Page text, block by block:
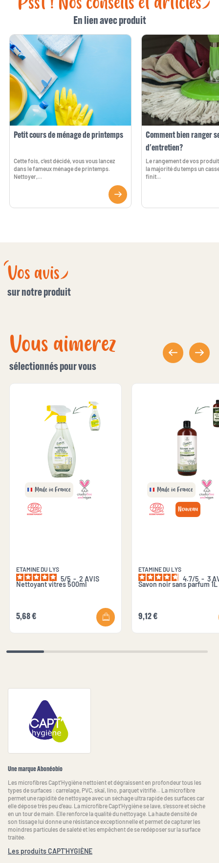
En lien avec produit
Petit cours de ménage de printemps
Cette fois, c’est décidé, vous vous lancez
dans le fameux ménage de printemps.
Nettoyer,...
Comment bien ranger
d'entretien?
Le rangement de vos
la majorité du temps un
finit...
Vos avis
sur notre produit
Vous aimerez
sélectionnés pour vous
Made in France
ETAMINE DU LYS
5/5 - 2 AVIS
Nettoyant vitres 500ml
5,68 €
Made in France
Nouveau
ETAMINE DU LYS
4.7/5 - 3
Savon noir sans parfum 1L
9,12 €
Une marque Abonéobio
Les microfibres Capt'Hygiène nettoient et dégraissent en profondeur tous les
types de surfaces : carrelage, PVC, skaï, lino, parquet vitrifié... La microfibre
permet une rapidité de nettoyage avec un séchage ultra rapide des surfaces car
elle dépose très peu d'eau. La microfibre Capt'Hygiène se lave, s'essore et sèche
en un tour de main. Elle renforce la qualité du nettoyage. La haute densité de
son tissage lui donne une résistance exceptionnelle et permet de capturer les
moindres particules de saleté et les empêchent de se redéposer sur la surface
traitée.
Les produits CAPT'HYGIÈNE